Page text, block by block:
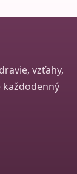
vzťahy,
každodenný